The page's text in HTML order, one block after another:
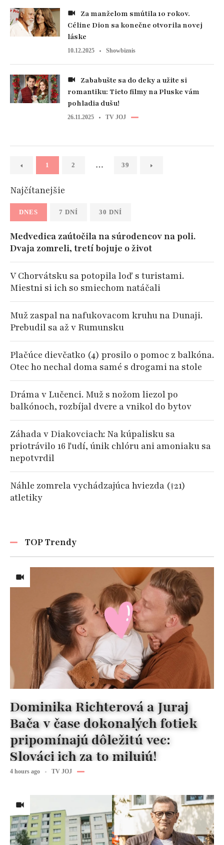
Céline Dion sa konečne otvorila novej
láske
10.12.2025 Showbiznis
romantiku: Tieto filmy na Pluske vám
pohladia dušu!
26.11.2025 TV JOJ
1 2 … 39
Najčítanejšie
DNES 7 DNÍ 30 DNÍ
Medvedica zaútočila na súrodencov na poli.
Dvaja zomreli, tretí bojuje o život
V Chorvátsku sa potopila loď s turistami.
Miestni si ich so smiechom natáčali
Muž zaspal na nafukovacom kruhu na Dunaji.
Prebudil sa až v Rumunsku
Plačúce dievčatko (4) prosilo o pomoc z balkóna.
Otec ho nechal doma samé s drogami na stole
Dráma v Lučenci. Muž s nožom liezol po
balkónoch, rozbíjal dvere a vnikol do bytov
Záhada v Diakovciach: Na kúpalisku sa
priotrávilo 16 ľudí, únik chlóru ani amoniaku sa
nepotvrdil
Náhle zomrela vychádzajúca hviezda (†21)
atletiky
TOP Trendy
Dominika Richterová a Juraj
Bača v čase dokonalých fotiek
pripomínajú dôležitú vec:
Slováci ich za to milujú!
4 hours ago TV JOJ